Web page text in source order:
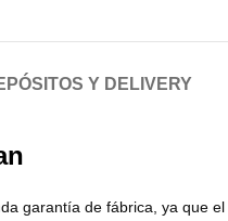
Y DELIVERY
garantía de fábrica, ya que el